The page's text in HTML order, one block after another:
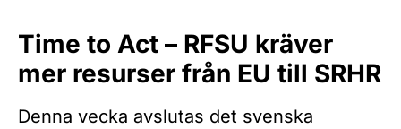
Time to Act – RFSU kräver
mer resurser från EU till SRHR
Denna vecka avslutas det svenska